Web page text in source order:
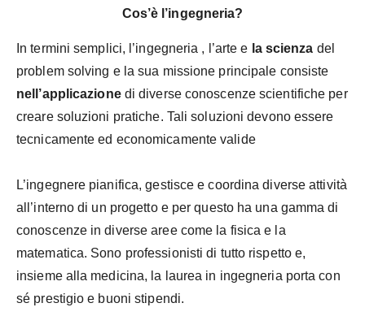
Cos’è l’ingegneria?
In termini semplici, l’ingegneria , l’arte e la scienza del
problem solving e la sua missione principale consiste
nell’applicazionedi diverse conoscenze scientifiche per
creare soluzioni pratiche. Tali soluzioni devono essere
tecnicamente ed economicamente valide
L’ingegnere pianifica, gestisce e coordina diverse attività
all’interno di un progetto e per questo ha una gamma di
conoscenze in diverse aree come la fisica e la
matematica. Sono professionisti di tutto rispetto e,
insieme alla medicina, la laurea in ingegneria porta con
sé prestigio e buoni stipendi.